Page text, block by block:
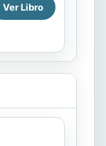
Ver Libro